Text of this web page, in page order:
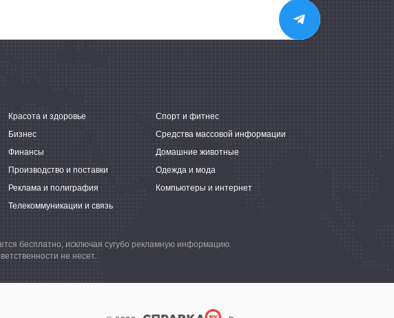
Красота и здоровье
Спорт и фитнес
Бизнес
Средства массовой информации
Финансы
Домашние животные
Производство и поставки
Одежда и мода
Реклама и полиграфия
Компьютеры и интернет
Телекоммуникации и связь
бесплатно, исключая сугубо рекламную информацию.
не несет.